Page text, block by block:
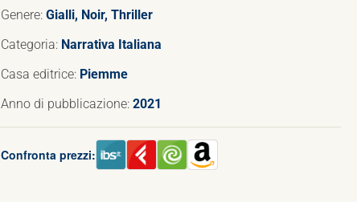
Genere: Gialli, Noir, Thriller
Categoria: Narrativa Italiana
Casa editrice: Piemme
Anno di pubblicazione: 2021
Confronta prezzi: